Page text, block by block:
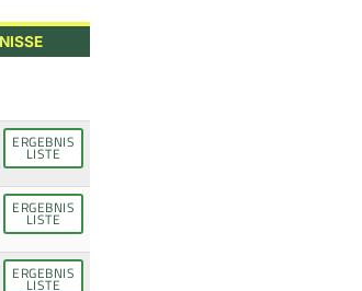
ERGEBNIS
LISTE
ERGEBNIS
LISTE
ERGEBNIS
LISTE